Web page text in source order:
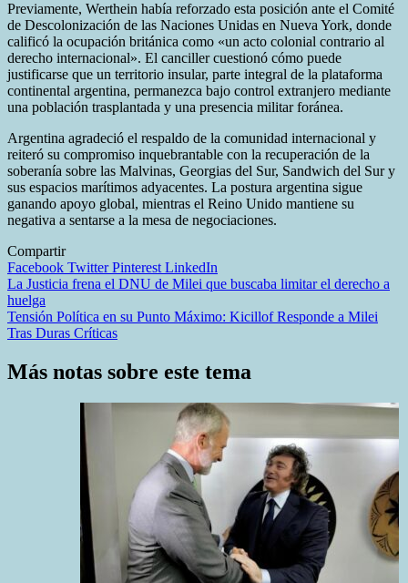
Previamente, Werthein había reforzado esta posición ante el Comité
de Descolonización de las Naciones Unidas en Nueva York, donde
calificó la ocupación británica como «un acto colonial contrario al
derecho internacional». El canciller cuestionó cómo puede
justificarse que un territorio insular, parte integral de la plataforma
continental argentina, permanezca bajo control extranjero mediante
una población trasplantada y una presencia militar foránea.
Argentina agradeció el respaldo de la comunidad internacional y
reiteró su compromiso inquebrantable con la recuperación de la
soberanía sobre las Malvinas, Georgias del Sur, Sandwich del Sur y
sus espacios marítimos adyacentes. La postura argentina sigue
ganando apoyo global, mientras el Reino Unido mantiene su
negativa a sentarse a la mesa de negociaciones.
Compartir
Facebook TwitterPinterest LinkedIn
Navegación
de
entradas
La Justicia frena el DNU de Milei que buscaba limitar el derecho a
huelga
Tensión Política en su Punto Máximo: Kicillof Responde a Milei
Tras Duras Críticas
Más notas sobre este tema